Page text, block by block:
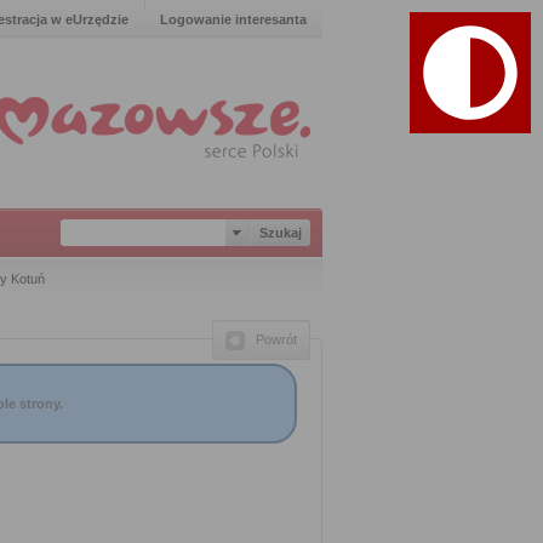
w eUrzędzie Logowanie interesanta
Kotuń
Powrót
strony.